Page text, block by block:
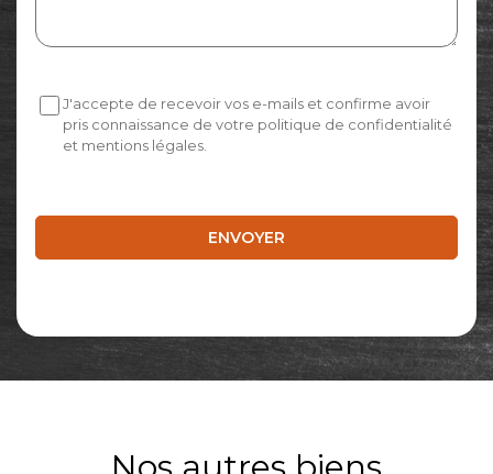
J'accepte de recevoir vos e-mails et confirme avoir
pris connaissance de votre politique de confidentialité
et mentions légales.